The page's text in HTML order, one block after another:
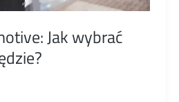
Jak wybrać